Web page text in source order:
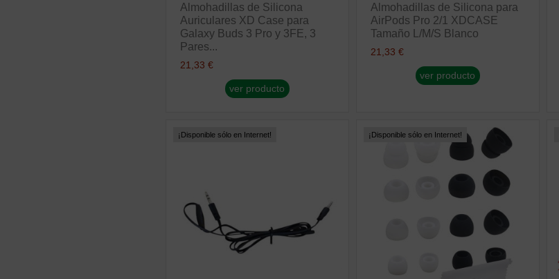
Almohadillas de Silicona
Auriculares XD Case para
Galaxy Buds 3 Pro y 3FE, 3
Pares...
21,33 €
ver producto
Almohadillas de Silicona para
AirPods Pro 2/1 XDCASE
Tamaño L/M/S Blanco
21,33 €
ver producto
¡Disponible sólo en Internet! ¡Disponible sólo en Internet!